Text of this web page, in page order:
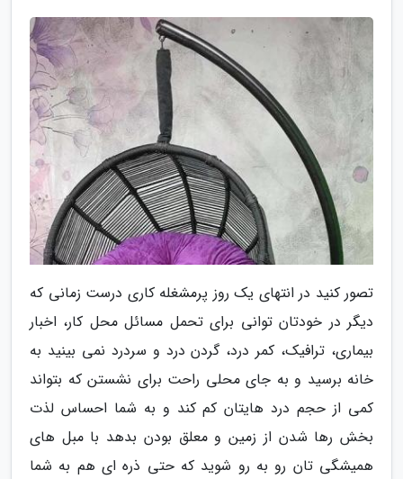
تصور کنید در انتهای یک روز پرمشغله کاری درست زمانی که
دیگر در خودتان توانی برای تحمل مسائل محل کار، اخبار
بیماری، ترافیک، کمر درد، گردن درد و سردرد نمی بینید به
خانه برسید و به جای محلی راحت برای نشستن که بتواند
کمی از حجم درد هایتان کم کند و به شما احساس لذت
بخش رها شدن از زمین و معلق بودن بدهد با مبل های
همیشگی تان رو به رو شوید که حتی ذره ای هم به شما